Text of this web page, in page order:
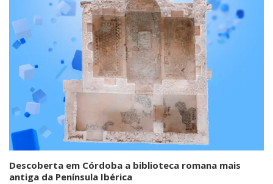
Descoberta em Córdoba a biblioteca romana mais
antiga da Península Ibérica